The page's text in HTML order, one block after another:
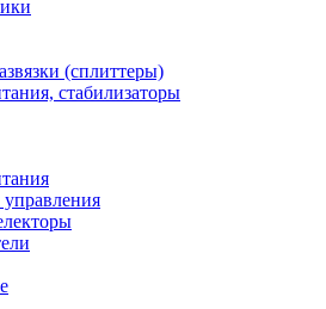
(сплиттеры)
стабилизаторы